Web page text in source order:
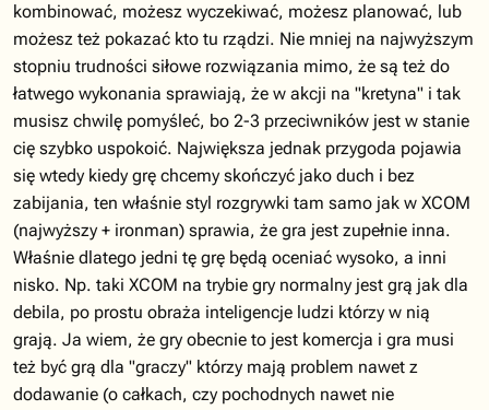
kombinować, możesz wyczekiwać, możesz planować, lub
możesz też pokazać kto tu rządzi. Nie mniej na najwyższym
stopniu trudności siłowe rozwiązania mimo, że są też do
łatwego wykonania sprawiają, że w akcji na "kretyna" i tak
musisz chwilę pomyśleć, bo 2-3 przeciwników jest w stanie
cię szybko uspokoić. Największa jednak przygoda pojawia
się wtedy kiedy grę chcemy skończyć jako duch i bez
zabijania, ten właśnie styl rozgrywki tam samo jak w XCOM
(najwyższy + ironman) sprawia, że gra jest zupełnie inna.
Właśnie dlatego jedni tę grę będą oceniać wysoko, a inni
nisko. Np. taki XCOM na trybie gry normalny jest grą jak dla
debila, po prostu obraża inteligencje ludzi którzy w nią
grają. Ja wiem, że gry obecnie to jest komercja i gra musi
też być grą dla "graczy" którzy mają problem nawet z
dodawanie (o całkach, czy pochodnych nawet nie